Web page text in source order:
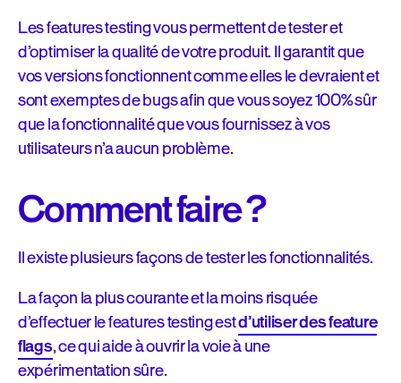
Les features testing vous permettent de tester et
d’optimiser la qualité de votre produit. Il garantit que
vos versions fonctionnent comme elles le devraient et
sont exemptes de bugs afin que vous soyez 100% sûr
que la fonctionnalité que vous fournissez à vos
utilisateurs n’a aucun problème.
Comment faire ?
Il existe plusieurs façons de tester les fonctionnalités.
La façon la plus courante et la moins risquée
d’effectuer le features testing estd’utiliser des feature
flags, ce qui aide à ouvrir la voie à une
expérimentation sûre.